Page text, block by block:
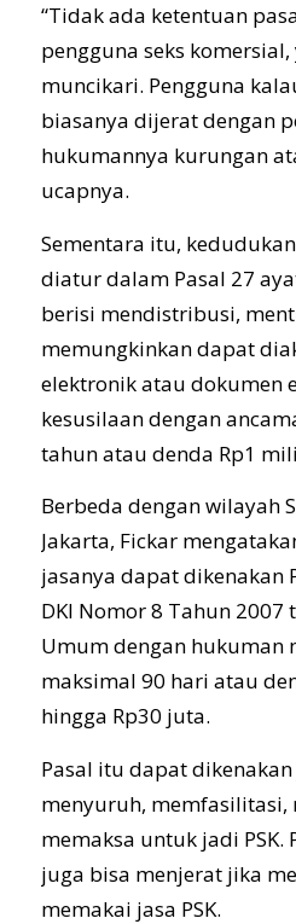
“Tidak ada ketentuan
pengguna seks
muncikari. Pengguna
biasanya dijerat dengan
hukumannya kurungan
ucapnya.
Sementara itu,
diatur dalam Pasal 27
berisi mendistribusi,
memungkinkan dapat
elektronik atau dokumen
kesusilaan dengan
tahun atau denda Rp1
Berbeda dengan wilayah
Jakarta, Fickar
jasanya dapat dikenakan
DKI Nomor 8 Tahun 2007
Umum dengan hukuman
maksimal 90 hari atau
hingga Rp30 juta.
Pasal itu dapat
menyuruh,
memaksa untuk jadi PSK.
juga bisa menjerat jika
memakai jasa PSK.